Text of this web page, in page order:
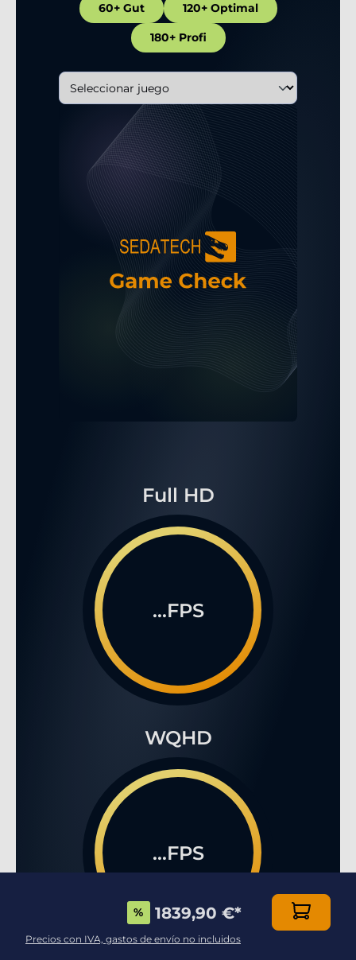
60+ Gut 120+ Optimal
180+ Profi
Full HD
...FPS
WQHD
...FPS
% 1839,90 €*
Precios con IVA, gastos de envío no incluidos